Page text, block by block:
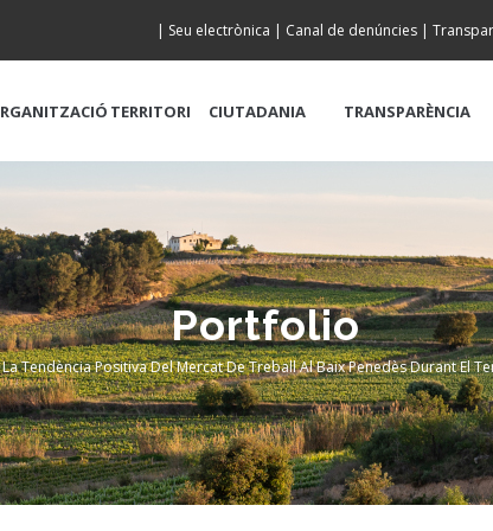
| Seu electrònica | Canal de denúncies |
TERRITORI CIUTADANIA TRANSPARÈNCIA
Portfolio
Tendència Positiva Del Mercat De Treball Al Baix Penedès Durant El